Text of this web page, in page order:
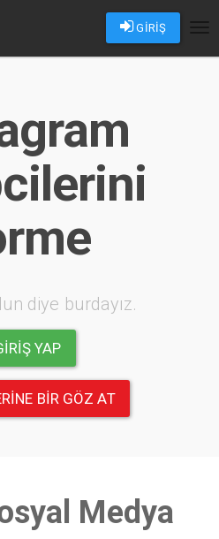
GİRİŞ
diye burdayız.
YAP
BIR GÖZ AT
Medya